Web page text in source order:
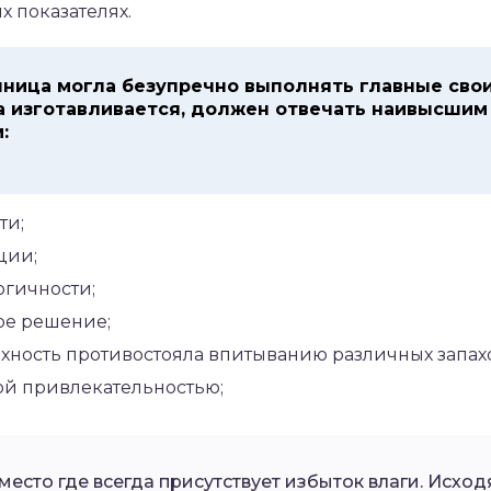
показателях.
могла безупречно выполнять главные
изготавливается, должен отвечать
решение;
противостояла впитыванию различных
привлекательностью;
где всегда присутствует избыток влаги.